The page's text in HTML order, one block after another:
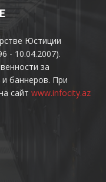
Юстиции
- 10.04.2007).
за
баннеров. При
сайт www.infocity.az